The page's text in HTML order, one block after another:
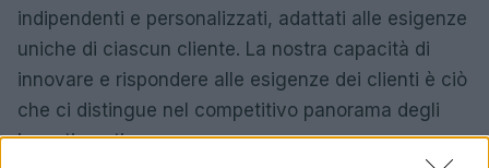
indipendenti e personalizzati, adattati alle esigenze
uniche di ciascun cliente. La nostra capacità di
innovare e rispondere alle esigenze dei clienti è ciò
che ci distingue nel competitivo panorama degli
investimenti.